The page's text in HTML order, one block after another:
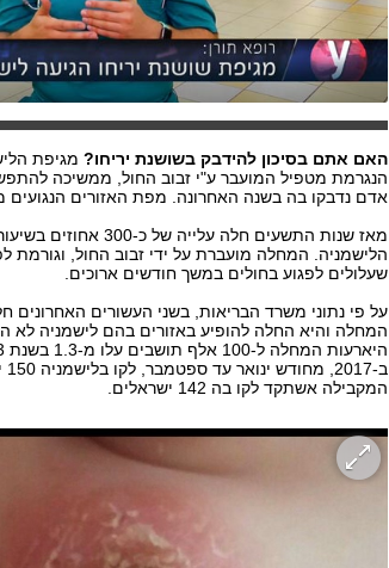
האם אתם בסיכון להידבק בשושנת יריחו?מגיפת
הנגרמת מטפיל המועבר ע"י זבוב החול, ממשיכה
אדם נדבקו בה בשנה האחרונה. מפת האזורים הנגועים
מאז שנות התשעים חלה
הלישמניה. המחלה מועברת על ידי זבוב החול, וגורמת
שעלולים לפגוע בחולים במשך חודשים ארוכים.
על פי נתוני משרד הבריאות, בשני העשורים האחרונים
המחלה והיא החלה להופיע באזורים בהם לישמניה לא
המקבילה אשתקד לקו בה 142 ישראלים.